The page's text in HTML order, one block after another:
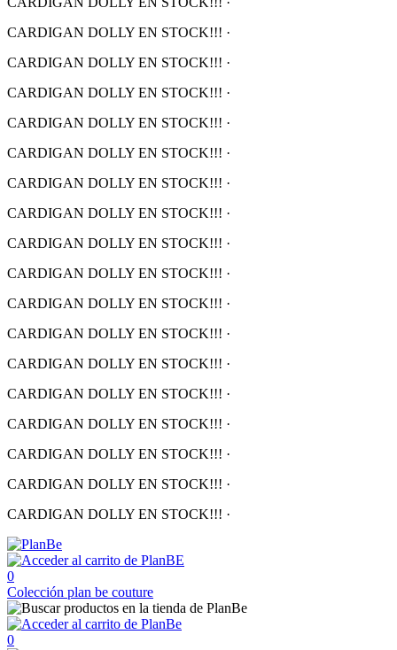
CARDIGAN DOLLY EN STOCK!!! ·
CARDIGAN DOLLY EN STOCK!!! ·
CARDIGAN DOLLY EN STOCK!!! ·
CARDIGAN DOLLY EN STOCK!!! ·
CARDIGAN DOLLY EN STOCK!!! ·
CARDIGAN DOLLY EN STOCK!!! ·
CARDIGAN DOLLY EN STOCK!!! ·
CARDIGAN DOLLY EN STOCK!!! ·
CARDIGAN DOLLY EN STOCK!!! ·
CARDIGAN DOLLY EN STOCK!!! ·
CARDIGAN DOLLY EN STOCK!!! ·
CARDIGAN DOLLY EN STOCK!!! ·
CARDIGAN DOLLY EN STOCK!!! ·
CARDIGAN DOLLY EN STOCK!!! ·
CARDIGAN DOLLY EN STOCK!!! ·
CARDIGAN DOLLY EN STOCK!!! ·
CARDIGAN DOLLY EN STOCK!!! ·
0
Colección plan be couture
0